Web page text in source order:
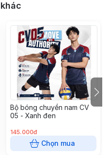
Bộ bóng chuyền nam CV
05 - Xanh đen
145.000đ
Chọn mua